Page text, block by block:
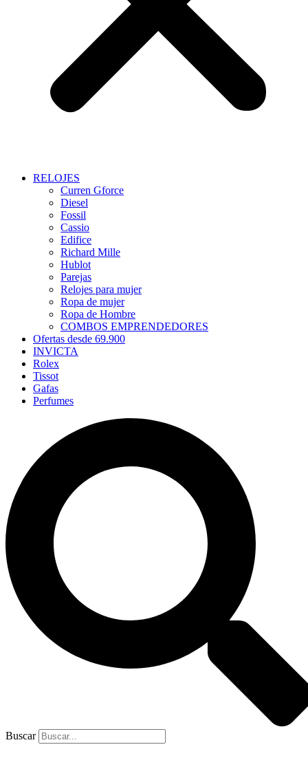
RELOJES
Curren Gforce
Diesel
Fossil
Cassio
Edifice
Richard Mille
Hublot
Parejas
Relojes para mujer
Ropa de mujer
Ropa de Hombre
COMBOS EMPRENDEDORES
Ofertas desde 69.900
INVICTA
Rolex
Tissot
Gafas
Perfumes
Buscar